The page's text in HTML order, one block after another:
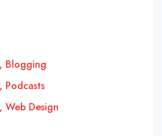
Blogging
Podcasts
Web Design